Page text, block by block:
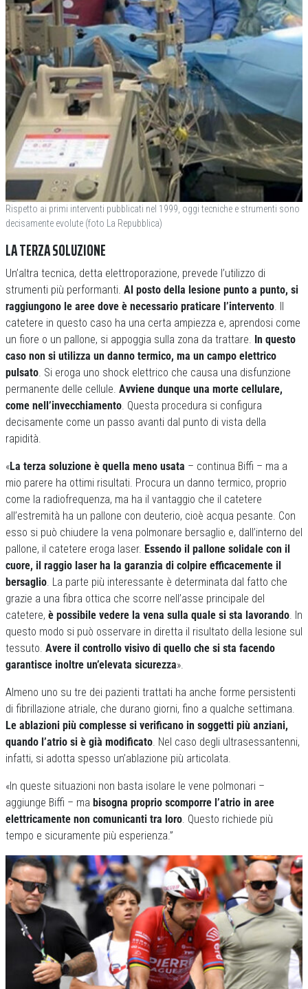
Rispetto ai primi interventi pubblicati nel 1999, oggi tecniche e strumenti sono
decisamente evolute (foto La Repubblica)
LA TERZA SOLUZIONE
Un’altra tecnica, detta elettroporazione, prevede l’utilizzo di
strumenti più performanti. Al posto della lesione punto a punto, si
raggiungono le aree dove è necessario praticare l’intervento. Il
catetere in questo caso ha una certa ampiezza e, aprendosi come
un fiore o un pallone, si appoggia sulla zona da trattare. In questo
caso non si utilizza un danno termico, ma un campo elettrico
pulsato. Si eroga uno shock elettrico che causa una disfunzione
permanente delle cellule. Avviene dunque una morte cellulare,
come nell’invecchiamento. Questa procedura si configura
decisamente come un passo avanti dal punto di vista della
rapidità.
«La terza soluzione è quella meno usata – continua Biffi – ma a
mio parere ha ottimi risultati. Procura un danno termico, proprio
come la radiofrequenza, ma ha il vantaggio che il catetere
all’estremità ha un pallone con deuterio, cioè acqua pesante. Con
esso si può chiudere la vena polmonare bersaglio e, dall’interno del
pallone, il catetere eroga laser. Essendo il pallone solidale con il
cuore, il raggio laser ha la garanzia di colpire efficacemente il
bersaglio. La parte più interessante è determinata dal fatto che
grazie a una fibra ottica che scorre nell’asse principale del
catetere, è possibile vedere la vena sulla quale si sta lavorando. In
questo modo si può osservare in diretta il risultato della lesione sul
tessuto. Avere il controllo visivo di quello che si sta facendo
garantisce inoltre un’elevata sicurezza».
Almeno uno su tre dei pazienti trattati ha anche forme persistenti
di fibrillazione atriale, che durano giorni, fino a qualche settimana.
Le ablazioni più complesse si verificano in soggetti più anziani,
quando l’atrio si è già modificato. Nel caso degli ultrasessantenni,
infatti, si adotta spesso un’ablazione più articolata.
«In queste situazioni non basta isolare le vene polmonari –
aggiunge Biffi – ma bisogna proprio scomporre l’atrio in aree
elettricamente non comunicanti tra loro. Questo richiede più
tempo e sicuramente più esperienza.”